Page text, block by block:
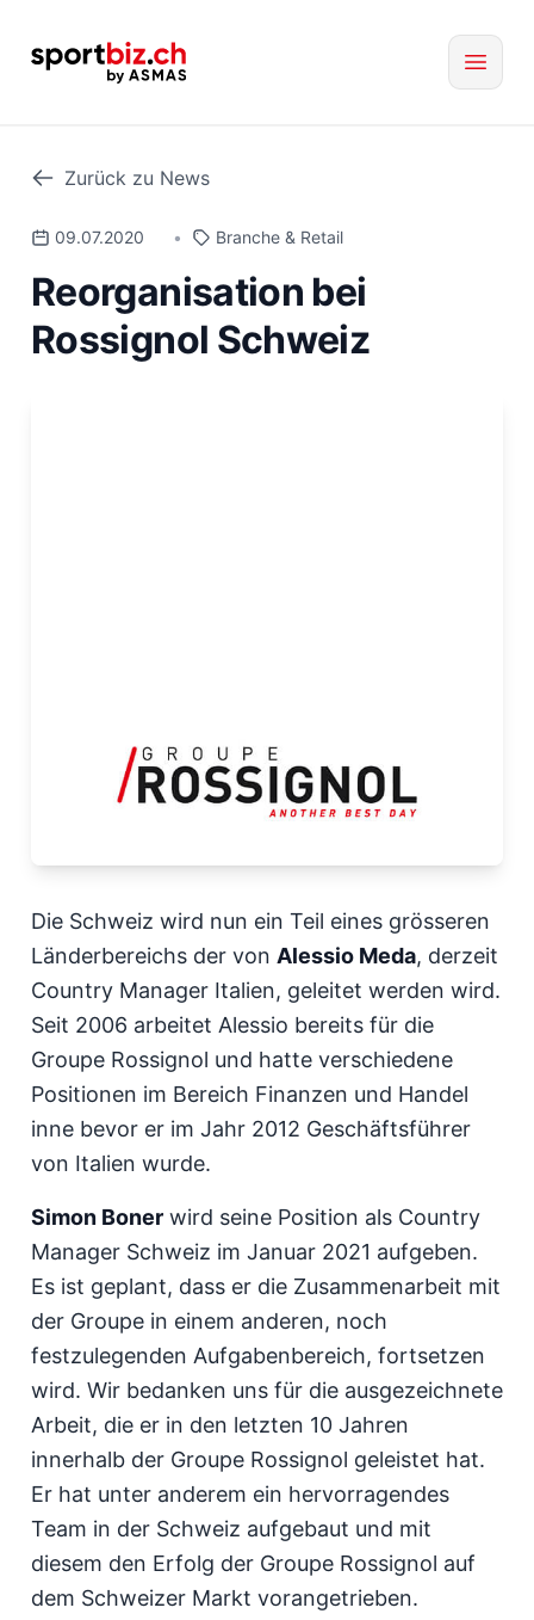
Zurück zu News
09.07.2020 • Branche & Retail
Reorganisation bei
Rossignol Schweiz
Die Schweiz wird nun ein Teil eines grösseren
Länderbereichs der von Alessio Meda, derzeit
Country Manager Italien, geleitet werden wird.
Seit 2006 arbeitet Alessio bereits für die
Groupe Rossignol und hatte verschiedene
Positionen im Bereich Finanzen und Handel
inne bevor er im Jahr 2012 Geschäftsführer
von Italien wurde.
Simon Boner wird seine Position als Country
Manager Schweiz im Januar 2021 aufgeben.
Es ist geplant, dass er die Zusammenarbeit mit
der Groupe in einem anderen, noch
festzulegenden Aufgabenbereich, fortsetzen
wird. Wir bedanken uns für die ausgezeichnete
Arbeit, die er in den letzten 10 Jahren
innerhalb der Groupe Rossignol geleistet hat.
Er hat unter anderem ein hervorragendes
Team in der Schweiz aufgebaut und mit
diesem den Erfolg der Groupe Rossignol auf
dem Schweizer Markt vorangetrieben.